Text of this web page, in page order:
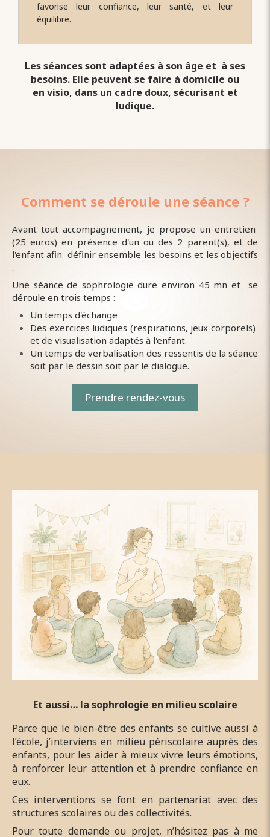
favorise leur confiance, leur santé, et leur
équilibre.
Les séances sont adaptées à son âge et à ses
besoins. Elle peuvent se faire à domicile ou
en visio, dans un cadre doux, sécurisant et
ludique.
Comment se déroule une séance ?
Avant tout accompagnement, je propose un entretien
(25 euros) en présence d'un ou des 2 parent(s), et de
l'enfant afin définir ensemble les besoins et les objectifs
.
Une séance de sophrologie dure environ 45 mn et se
déroule en trois temps :
Un temps d'échange
Des exercices ludiques (respirations, jeux corporels)
et de visualisation adaptés à l'enfant.
Un temps de verbalisation des ressentis de la séance
soit par le dessin soit par le dialogue.
Prendre rendez-vous
Et aussi… la sophrologie en milieu scolaire
Parce que le bien-être des enfants se cultive aussi à
l’école, j’interviens en milieu périscolaire auprès des
enfants, pour les aider à mieux vivre leurs émotions,
à renforcer leur attention et à prendre confiance en
eux.
Ces interventions se font en partenariat avec des
structures scolaires ou des collectivités.
Pour toute demande ou projet, n’hésitez pas à me